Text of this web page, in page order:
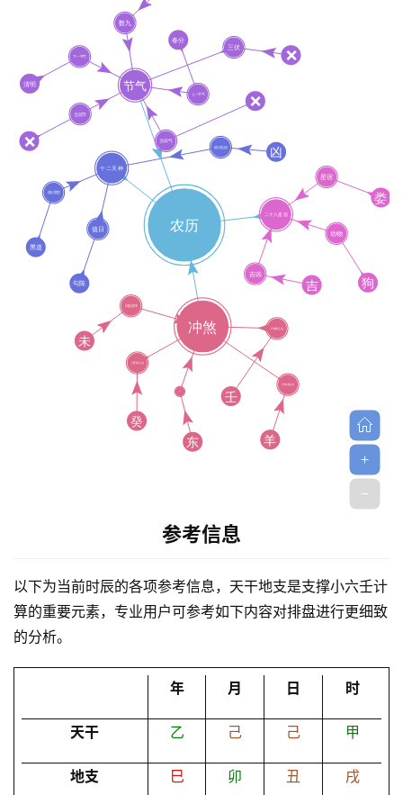
页
黄
历
卜
参考信息
以下为当前时辰的各项参考信息，天干地支是支撑小六壬计
算的重要元素，专业用户可参考如下内容对排盘进行更细致
的分析。
年 月 日 时
天干 乙 己 己 甲
地支 巳 卯 丑 戌